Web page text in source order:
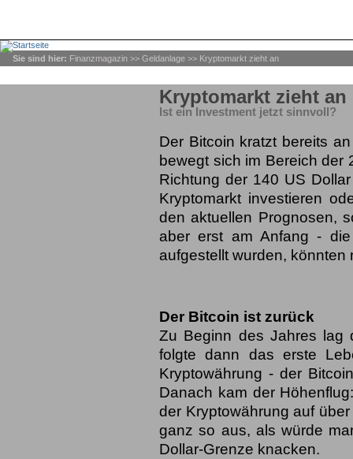
Sie sind hier: Finanzmagazin >> Geldanlage >> Kryptomarkt zieht an
Kryptomarkt zieht an
Ist ein Investment jetzt sinnvoll?
Der Bitcoin kratzt bereits
bewegt sich im Bereich der
Richtung der 140 US
Kryptomarkt investieren
den aktuellen Prognosen,
aber erst am Anfang -
aufgestellt wurden,
Der Bitcoin ist zurück
Zu Beginn des Jahres lag
folgte dann das erste
Kryptowährung - der
Danach kam der
der Kryptowährung auf
ganz so aus, als würde
Dollar-Grenze knacken.